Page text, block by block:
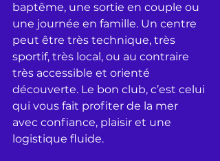
baptême, une sortie en couple ou
une journée en famille. Un centre
peut être très technique, très
sportif, très local, ou au contraire
très accessible et orienté
découverte. Le bon club, c’est celui
qui vous fait profiter de la mer
avec confiance, plaisir et une
logistique fluide.